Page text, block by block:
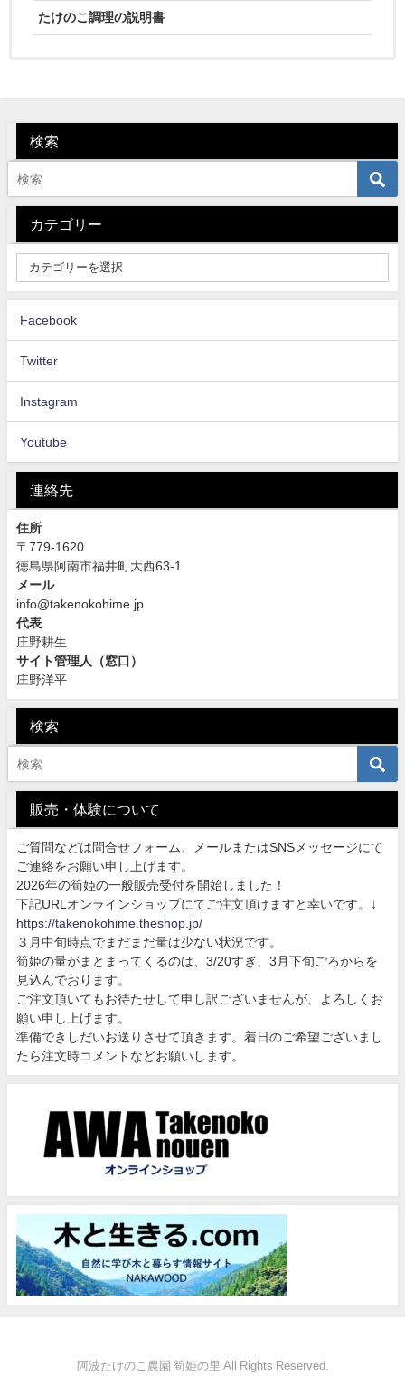
たけのこ調理の説明書
検索
カテゴリー
Facebook
Twitter
Instagram
Youtube
連絡先
住所
〒779-1620
徳島県阿南市福井町大西63-1
メール
info@takenokohime.jp
代表
庄野耕生
サイト管理人（窓口）
庄野洋平
検索
販売・体験について
ご質問などは問合せフォーム、メールまたはSNSメッセージにて
ご連絡をお願い申し上げます。
2026年の筍姫の一般販売受付を開始しました！
下記URLオンラインショップにてご注文頂けますと幸いです。↓
https://takenokohime.theshop.jp/
３月中旬時点でまだまだ量は少ない状況です。
筍姫の量がまとまってくるのは、3/20すぎ、3月下旬ごろからを
見込んでおります。
ご注文頂いてもお待たせして申し訳ございませんが、よろしくお
願い申し上げます。
準備できしだいお送りさせて頂きます。着日のご希望ございまし
たら注文時コメントなどお願いします。
阿波たけのこ農園 筍姫の里 All Rights Reserved.